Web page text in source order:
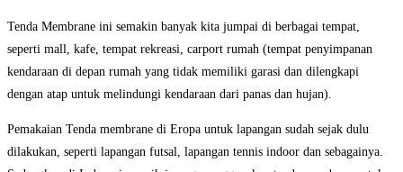
Tenda Membrane ini semakin banyak kita jumpai di berbagai tempat,
seperti mall, kafe, tempat rekreasi, carport rumah (tempat penyimpanan
kendaraan di depan rumah yang tidak memiliki garasi dan dilengkapi
dengan atap untuk melindungi kendaraan dari panas dan hujan).
Pemakaian Tenda membrane di Eropa untuk lapangan sudah sejak dulu
dilakukan, seperti lapangan futsal, lapangan tennis indoor dan sebagainya.